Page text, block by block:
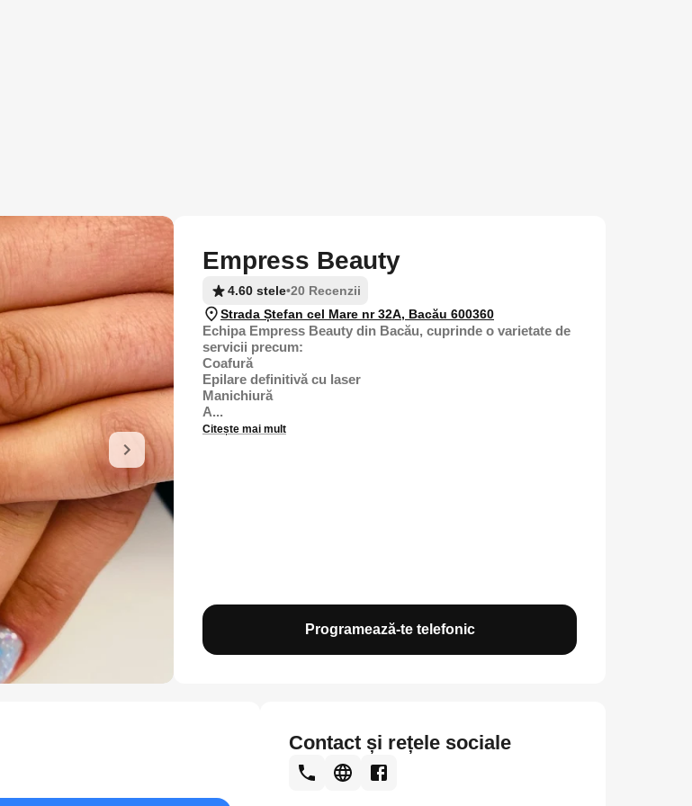
Empress Beauty
4.60 stele•20 Recenzii
Strada Ștefan cel Mare nr 32A, Bacău 600360
Echipa Empress Beauty din Bacău, cuprinde o varietate de
servicii precum:
Coafură
Epilare definitivă cu laser
Manichiură
A...
Citește mai mult
Programează-te telefonic
Contact și rețele sociale